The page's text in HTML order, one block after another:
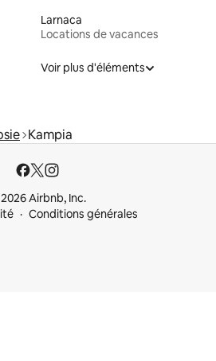
Larnaca
Locations de vacances
Voir plus d'éléments
Kampia
Airbnb, Inc.
Conditions générales